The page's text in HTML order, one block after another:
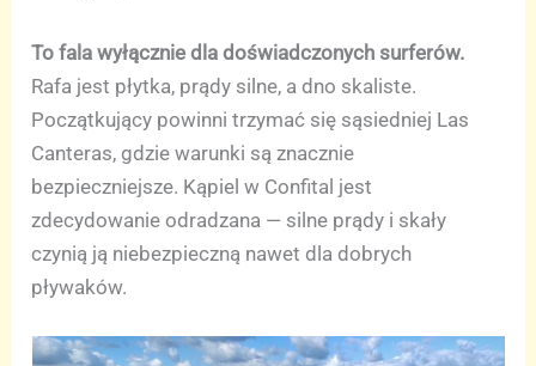
To fala wyłącznie dla doświadczonych surferów.
Rafa jest płytka, prądy silne, a dno skaliste.
Początkujący powinni trzymać się sąsiedniej Las
Canteras, gdzie warunki są znacznie
bezpieczniejsze. Kąpiel w Confital jest
zdecydowanie odradzana — silne prądy i skały
czynią ją niebezpieczną nawet dla dobrych
pływaków.